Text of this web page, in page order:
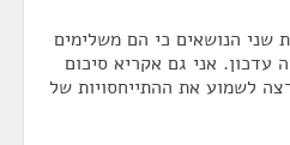
שני הנושאים כי הם משלימים
עדכון. אני גם אקריא סיכום
לשמוע את ההתייחסויות של